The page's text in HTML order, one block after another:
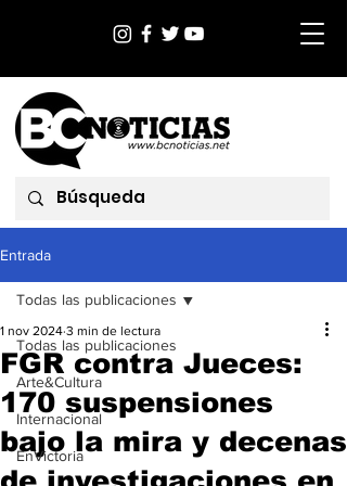
Entrada
Todas las publicaciones
Arte&Cultura
Internacional
EnVictoria
Todas las publicaciones
FGR contra Jueces:
170 suspensiones
bajo la mira y decenas
1 nov 2024 3 min de lectura